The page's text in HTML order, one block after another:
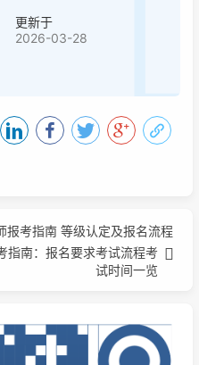
更新于
2026-03-28
考指南 等级认定及报名流程
指南：报名要求考试流程考
试时间一览